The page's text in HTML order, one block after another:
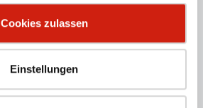
Cookies zulassen
Einstellungen